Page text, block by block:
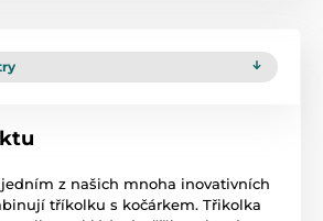
z našich mnoha inovativních
tříkolku s kočárkem. Třikolka